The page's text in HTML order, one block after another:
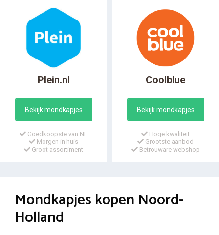
Plein.nl
Bekijk mondkapjes
Goedkoopste van NL
Morgen in huis
Groot assortiment
Coolblue
Bekijk mondkapjes
Hoge kwaliteit
Grootste aanbod
Betrouware webshop
Mondkapjes kopen Noord-
Holland